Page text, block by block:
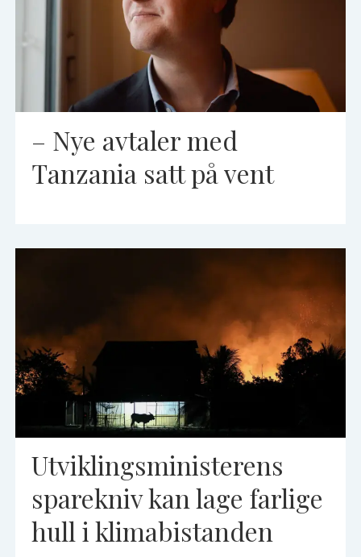
– Nye avtaler med
Tanzania satt på vent
Utviklingsministerens
sparekniv kan lage farlige
hull i klimabistanden